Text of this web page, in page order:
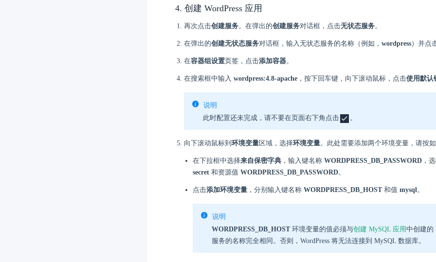
4. 创建 WordPress 应用
再次点击创建服务。在弹出的创建服务对话框，点击无状态服务。
在弹出的创建无状态服务对话框，输入无状态服务的名称（例如， wordpress）并点
在容器组设置页签，点击添加容器。
在搜索框中输入 wordpress:4.8-apache ，按下回车键，向下滚动鼠标，点击使用默认
说明
此时配置还未完成，请不要在页面右下角点击 。
向下滚动鼠标到 环境变量 区域，选择环境变量。此处需要添加两个环境变量，请按如
在下拉框中选择来自保密字典 ，输入键名称 WORDPRESS_DB_PASSWORD ，
secret 和资源值 WORDPRESS_DB_PASSWORD。
点击添加环境变量 ，分别输入键名称 WORDPRESS_DB_HOST和值 mysql。
说明
WORDPRESS_DB_HOST 环境变量的值必须与创建 MySQL 应用中创建的
服务的名称完全相同。否则，WordPress 将无法连接到 MySQL 数据库。